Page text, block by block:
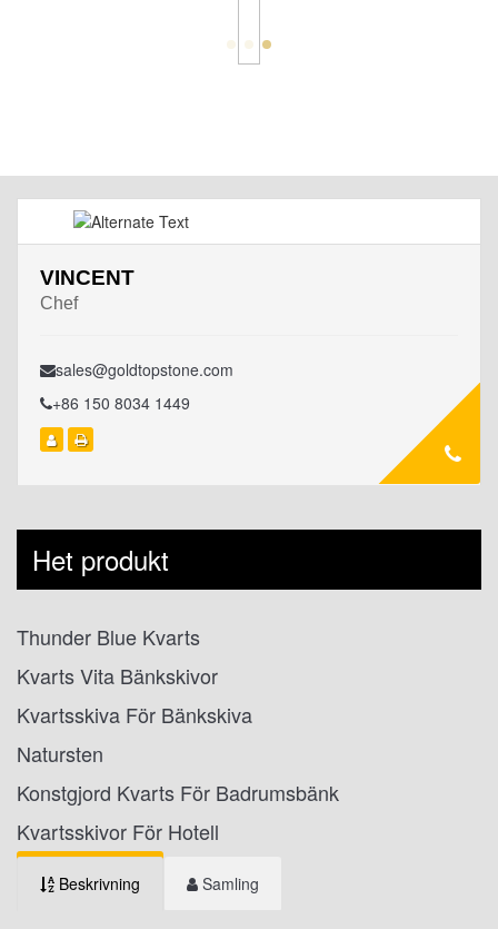
VINCENT
Chef
sales@goldtopstone.com
+86 150 8034 1449
Het produkt
Thunder Blue Kvarts
Kvarts Vita Bänkskivor
Kvartsskiva För Bänkskiva
Natursten
Konstgjord Kvarts För Badrumsbänk
Kvartsskivor För Hotell
Beskrivning Samling